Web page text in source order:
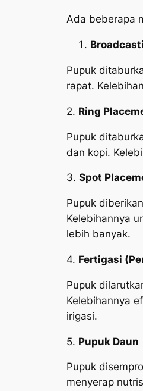
Ada beberapa
Pupuk
rapat.
2. Ring
Pupuk
dan kopi.
3. Spot
Pupuk
Kelebihannya
lebih banyak.
4. Fertigasi
Pupuk
Kelebihannya
irigasi.
5. Pupuk Daun
Pupuk
menyerap